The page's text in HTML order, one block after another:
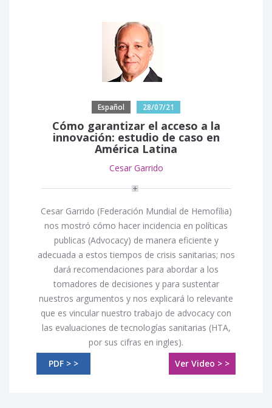
Español 28/07/21
Cómo garantizar el acceso a la
innovación: estudio de caso en
América Latina
Cesar Garrido
Cesar Garrido (Federación Mundial de Hemofilia)
nos mostró cómo hacer incidencia en políticas
publicas (Advocacy) de manera eficiente y
adecuada a estos tiempos de crisis sanitarias; nos
dará recomendaciones para abordar a los
tomadores de decisiones y para sustentar
nuestros argumentos y nos explicará lo relevante
que es vincular nuestro trabajo de advocacy con
las evaluaciones de tecnologías sanitarias (HTA,
por sus cifras en ingles).
PDF > >
Ver Video > >